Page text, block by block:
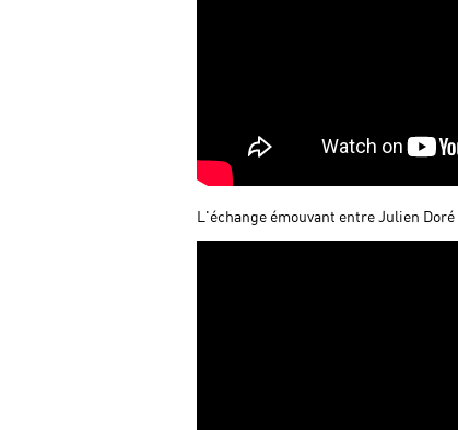
L'échange émouvant entre Julien